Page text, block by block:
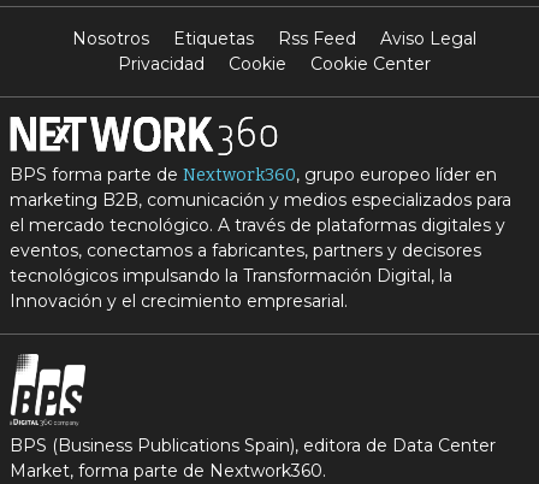
Nosotros Etiquetas Rss Feed
Aviso Legal
Privacidad
Cookie Cookie Center
BPS forma parte de Nextwork360, grupo europeo líder en
marketing B2B, comunicación y medios especializados para
el mercado tecnológico. A través de plataformas digitales y
eventos, conectamos a fabricantes, partners y decisores
tecnológicos impulsando la Transformación Digital, la
Innovación y el crecimiento empresarial.
BPS (Business Publications Spain), editora de Data Center
Market, forma parte de Nextwork360.